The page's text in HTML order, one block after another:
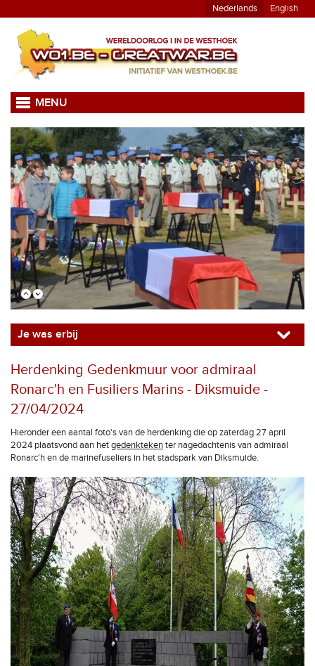
Nederlands English
MENU
Je was erbij
Herdenking Gedenkmuur voor admiraal
Ronarc'h en Fusiliers Marins - Diksmuide -
27/04/2024
Hieronder een aantal foto's van de herdenking die op zaterdag 27 april
2024 plaatsvond aan hetgedenktekenter nagedachtenis van admiraal
Ronarc'h en de marinefuseliers in het stadspark van Diksmuide.